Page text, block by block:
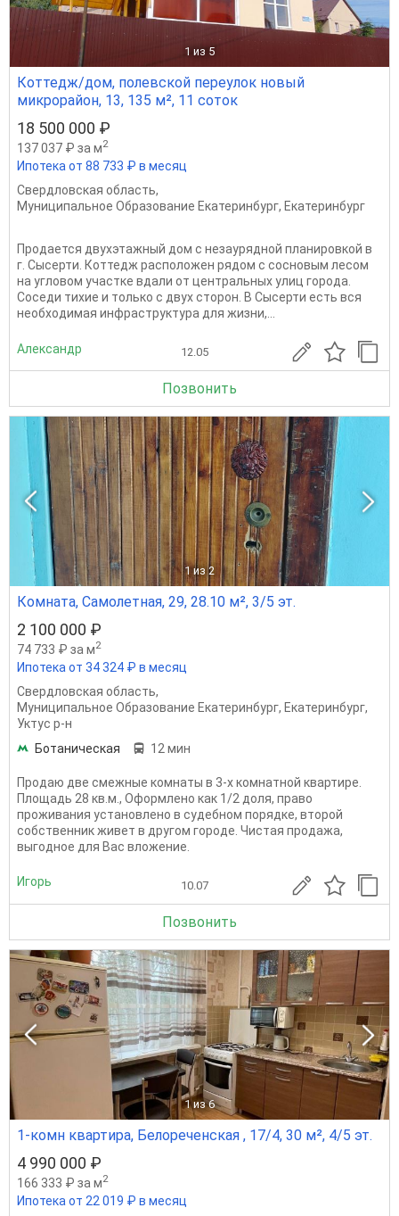
1 из 5
Коттедж/дом, полевской переулок новый
микрорайон, 13, 135 м², 11 соток
18 500 000 ₽
137 037 ₽ за м2
Ипотека от 88 733 ₽ в месяц
Свердловская область,
Муниципальное Образование Екатеринбург, Екатеринбург
Продается двухэтажный дом с незаурядной планировкой в
г. Сысерти. Коттедж расположен рядом с сосновым лесом
на угловом участке вдали от центральных улиц города.
Соседи тихие и только с двух сторон. В Сысерти есть вся
необходимая инфраструктура для жизни,...
Александр 12.05
Позвонить
1 из 2
Комната, Самолетная, 29, 28.10 м², 3/5 эт.
2 100 000 ₽
74 733 ₽ за м2
Ипотека от 34 324 ₽ в месяц
Свердловская область,
Муниципальное Образование Екатеринбург, Екатеринбург,
Уктус р-н
Ботаническая
12 мин
Продаю две смежные комнаты в 3-х комнатной квартире.
Площадь 28 кв.м., Оформлено как 1/2 доля, право
проживания установлено в судебном порядке, второй
собственник живет в другом городе. Чистая продажа,
выгодное для Вас вложение.
Игорь 10.07
Позвонить
1 из 6
1-комн квартира, Белореченская , 17/4, 30 м², 4/5 эт.
4 990 000 ₽
166 333 ₽ за м2
Ипотека от 22 019 ₽ в месяц